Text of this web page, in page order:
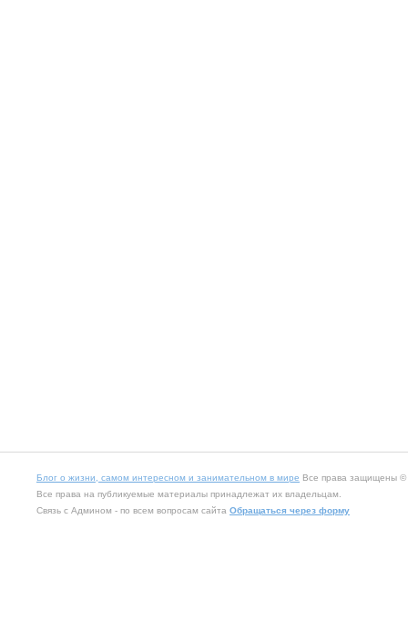
Блог о жизни, самом интересном и занимательном в мире Все права защищены ©
Все права на публикуемые материалы принадлежат их владельцам.
Связь с Админом - по всем вопросам сайта Обращаться через форму